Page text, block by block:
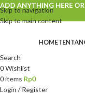
Skip to navigation
Skip to main content
ADD ANYTHING HERE
HOME
Search
0Wishlist
0items Rp0
Login / Register